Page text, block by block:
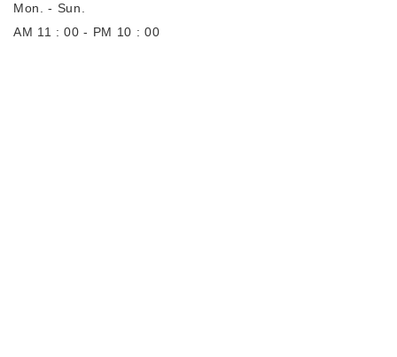
Mon. - Sun.
AM 11 : 00 - PM 10 : 00